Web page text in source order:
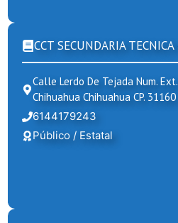
CCT SECUNDARIA TECNICA
Calle Lerdo De Tejada Num.
Chihuahua Chihuahua CP. 31160
6144179243
Público / Estatal